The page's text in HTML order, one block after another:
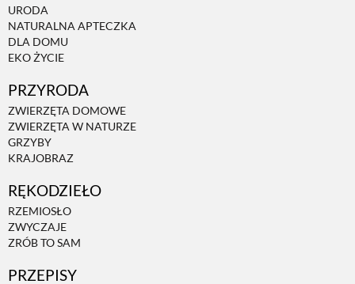
URODA
NATURALNA APTECZKA
DLA DOMU
EKO ŻYCIE
PRZYRODA
ZWIERZĘTA DOMOWE
ZWIERZĘTA W NATURZE
GRZYBY
KRAJOBRAZ
RĘKODZIEŁO
RZEMIOSŁO
ZWYCZAJE
ZRÓB TO SAM
PRZEPISY